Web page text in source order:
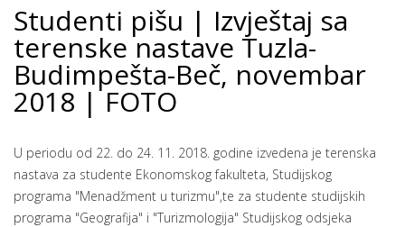
Studenti pišu | Izvještaj sa
terenske nastave Tuzla-
Budimpešta-Beč, novembar
2018 | FOTO
U periodu od 22. do 24. 11. 2018. godine izvedena je terenska
nastava za studente Ekonomskog fakulteta, Studijskog
programa "Menadžment u turizmu",te za studente studijskih
programa "Geografija" i "Turizmologija" Studijskog odsjeka